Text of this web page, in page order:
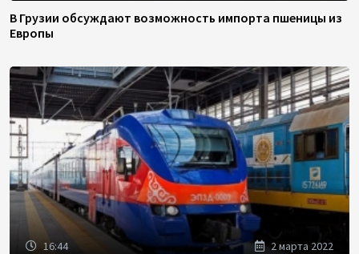
В Грузии обсуждают возможность импорта пшеницы из
Европы
16:44 2 марта 2022